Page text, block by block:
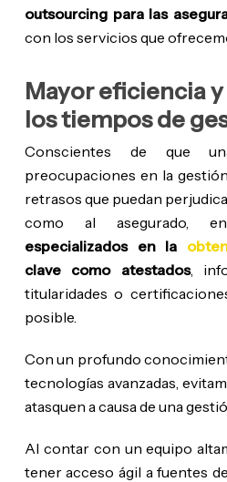
outsourcing para las
con los servicios que
Mayor eficiencia
los tiempos de
Conscientes de que
preocupaciones en la
retrasos que puedan
como al asegurado,
especializados en la
clave como atestados,
titularidades o
posible.
Con un profundo
tecnologías avanzadas,
atasquen a causa de una
Al contar con un equipo
tener acceso ágil a fuentes